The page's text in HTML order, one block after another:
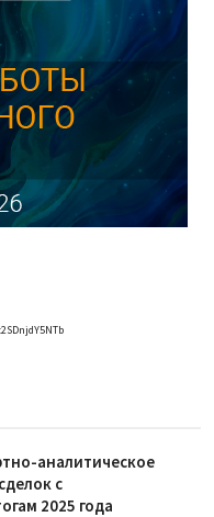
аналитическое
с
2025 года